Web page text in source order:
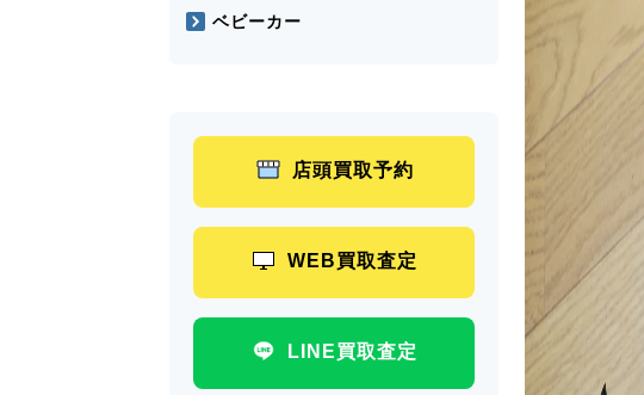
ベビーカー
店頭買取予約
WEB買取査定
LINE買取査定